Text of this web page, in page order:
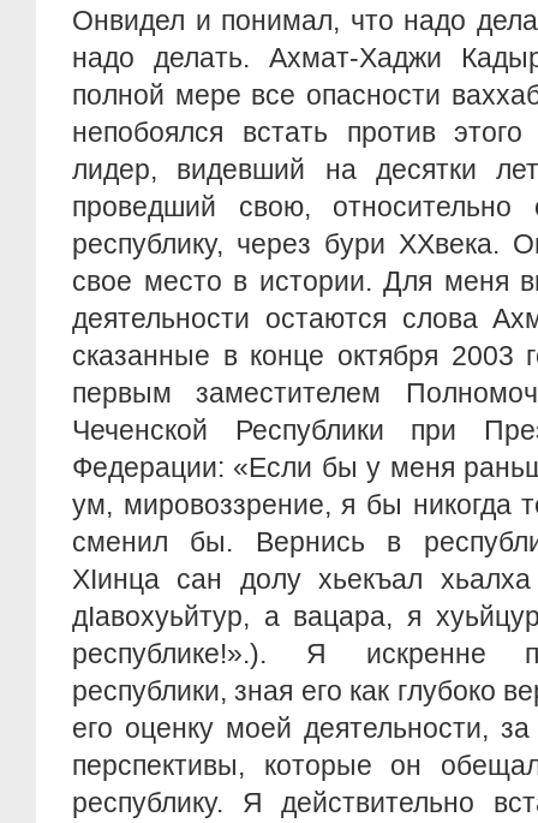
Онвидел и понимал, что надо
надо делать. Ахмат-Хаджи
полной мере все опасности
непобоялся встать против
лидер, видевший на десятки
проведший свою,
республику, через бури XXвека.
свое место в истории. Для меня
деятельности остаются слова
сказанные в конце октября 2003
первым заместителем
Чеченской Республики при
Федерации: «Если бы у меня
ум, мировоззрение, я бы никогда
сменил бы. Вернись в
ХIинца сан долу хьекъал
дIавохуьйтур, а вацара, я
республике!».). Я искренне
республики, зная его как глубоко
его оценку моей деятельности,
перспективы, которые он
республику. Я действительно